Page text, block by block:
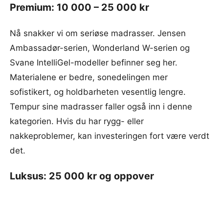
Premium: 10 000 – 25 000 kr
Nå snakker vi om seriøse madrasser. Jensen
Ambassadør-serien, Wonderland W-serien og
Svane IntelliGel-modeller befinner seg her.
Materialene er bedre, sonedelingen mer
sofistikert, og holdbarheten vesentlig lengre.
Tempur sine madrasser faller også inn i denne
kategorien. Hvis du har rygg- eller
nakkeproblemer, kan investeringen fort være verdt
det.
Luksus: 25 000 kr og oppover